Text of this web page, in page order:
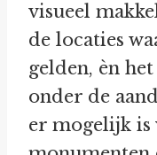
visueel
de locaties
gelden, èn
onder de
er mogelijk is